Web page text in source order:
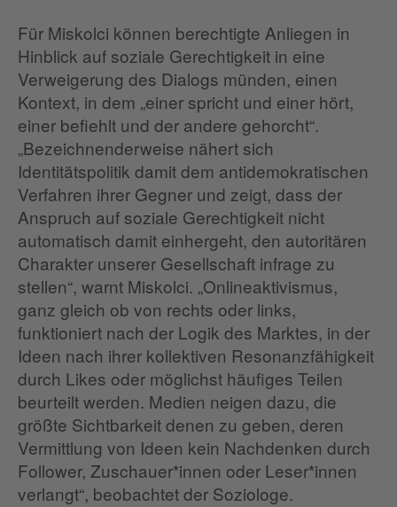
Für Miskolci können berechtigte Anliegen in
Hinblick auf soziale Gerechtigkeit in eine
Verweigerung des Dialogs münden, einen
Kontext, in dem „einer spricht und einer hört,
einer befiehlt und der andere gehorcht“.
„Bezeichnenderweise nähert sich
Identitätspolitik damit dem antidemokratischen
Verfahren ihrer Gegner und zeigt, dass der
Anspruch auf soziale Gerechtigkeit nicht
automatisch damit einhergeht, den autoritären
Charakter unserer Gesellschaft infrage zu
stellen“, warnt Miskolci. „Onlineaktivismus,
ganz gleich ob von rechts oder links,
funktioniert nach der Logik des Marktes, in der
Ideen nach ihrer kollektiven Resonanzfähigkeit
durch Likes oder möglichst häufiges Teilen
beurteilt werden. Medien neigen dazu, die
größte Sichtbarkeit denen zu geben, deren
Vermittlung von Ideen kein Nachdenken durch
Follower, Zuschauer*innen oder Leser*innen
verlangt“, beobachtet der Soziologe.